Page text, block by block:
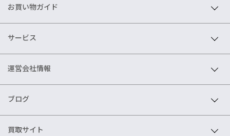
お買い物ガイド
サービス
運営会社情報
ブログ
買取サイト